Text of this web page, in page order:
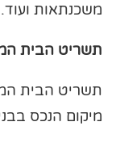
משכנתאות ועוד.
תשריט הבית
תשריט הבית
מיקום הנכס